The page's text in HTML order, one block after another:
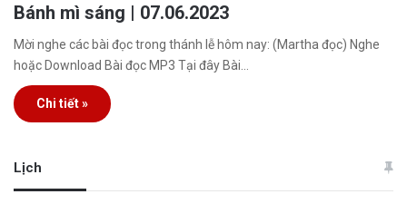
Bánh mì sáng | 07.06.2023
Mời nghe các bài đọc trong thánh lễ hôm nay: (Martha đọc) Nghe
hoặc Download Bài đọc MP3 Tại đây Bài…
Chi tiết »
Lịch